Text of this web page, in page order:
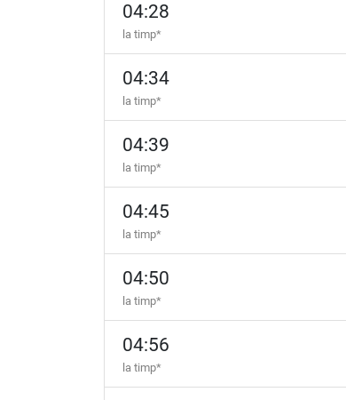
04:28
la timp*
04:34
la timp*
04:39
la timp*
04:45
la timp*
04:50
la timp*
04:56
la timp*